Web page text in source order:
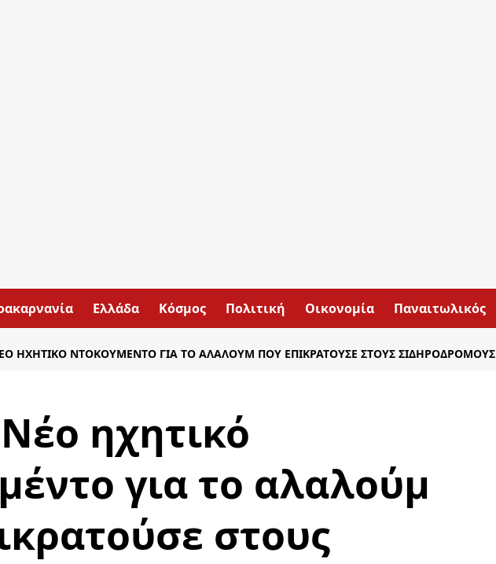
Ελλάδα Κόσμος Πολιτική Οικονομία Παναιτωλικός
ΗΧΗΤΙΚΌ ΝΤΟΚΟΥΜΈΝΤΟ ΓΙΑ ΤΟ ΑΛΑΛΟΎΜ ΠΟΥ ΕΠΙΚΡΑΤΟΎΣΕ ΣΤΟΥΣ ΣΙΔΗΡΟΔΡΌΜΟΥΣ
ηχητικό
για το αλαλούμ
στους